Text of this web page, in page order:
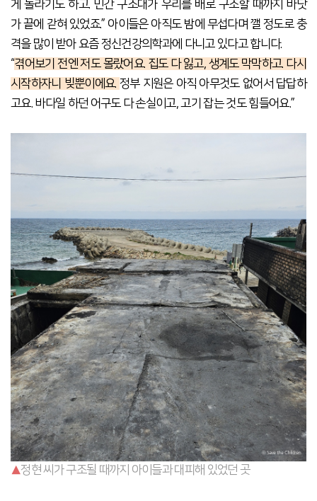
게 놀라기도 하고. 민간 구조대가 우리를 배로 구조할 때까지 바닷
가 끝에 갇혀 있었죠.” 아이들은 아직도 밤에 무섭다며 깰 정도로 충
격을 많이 받아 요즘 정신건강의학과에 다니고 있다고 합니다.
“겪어보기 전엔 저도 몰랐어요. 집도 다 잃고, 생계도 막막하고. 다시
시작하자니 빚뿐이에요. 정부 지원은 아직 아무것도 없어서 답답하
고요. 바다일 하던 어구도 다 손실이고, 고기 잡는 것도 힘들어요.”
▲정현 씨가 구조될 때까지 아이들과 대피해 있었던 곳